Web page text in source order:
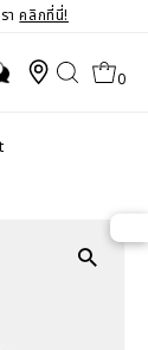
าคลิกที่นี่!
0